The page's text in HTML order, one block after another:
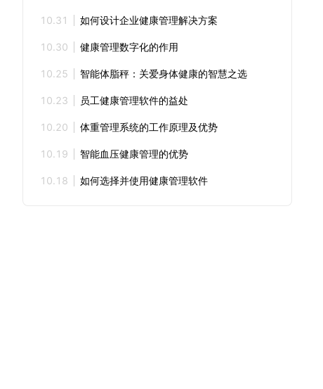
10.31 如何设计企业健康管理解决方案
10.30 健康管理数字化的作用
10.25 智能体脂秤：关爱身体健康的智慧之选
10.23 员工健康管理软件的益处
10.20 体重管理系统的工作原理及优势
10.19 智能血压健康管理的优势
10.18 如何选择并使用健康管理软件